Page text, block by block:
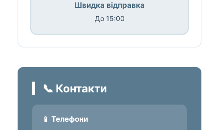
Швидка відправка
До 15:00
📞 Контакти
📱 Телефони